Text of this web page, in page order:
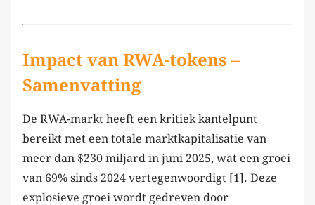
Impact van RWA-tokens –
Samenvatting
De RWA-markt heeft een kritiek kantelpunt
bereikt met een totale marktkapitalisatie van
meer dan $230 miljard in juni 2025, wat een groei
van 69% sinds 2024 vertegenwoordigt [1]. Deze
explosieve groei wordt gedreven door